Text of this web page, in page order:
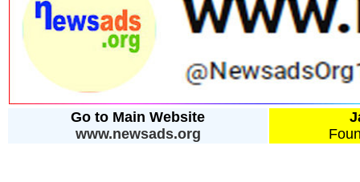
Go to Main Website
www.newsads.org